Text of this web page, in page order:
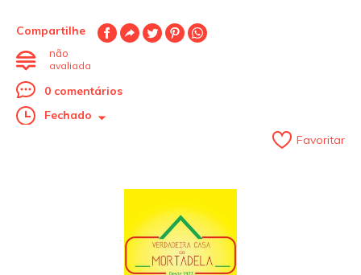
Compartilhe
não
avaliada
0 comentários
Fechado
Favoritar